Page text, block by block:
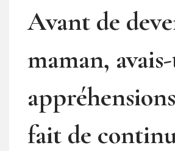
Avant de
maman,
fait de